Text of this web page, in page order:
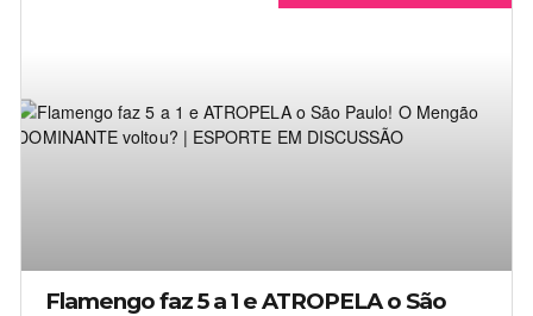
Flamengo faz 5 a 1 e ATROPELA o São